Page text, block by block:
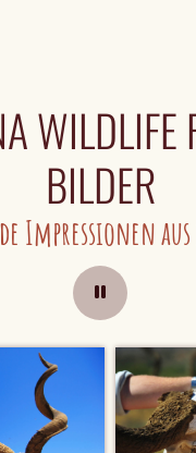
WILDLIFE
BILDER
Impressionen